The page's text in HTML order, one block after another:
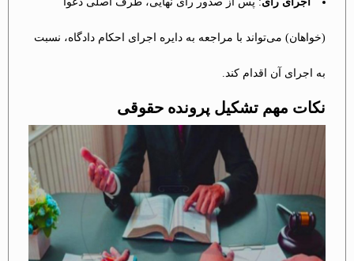
(خواهان) می‌تواند با مراجعه به دایره اجرای احکام دادگاه، نسبت
به اجرای آن اقدام کند.
نکات مهم تشکیل پرونده حقوقی